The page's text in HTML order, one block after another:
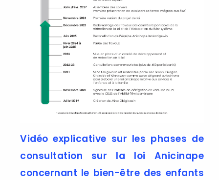
Vidéo explicative sur les phases de
consultation sur la loi Anicinape
concernant le bien-être des enfants